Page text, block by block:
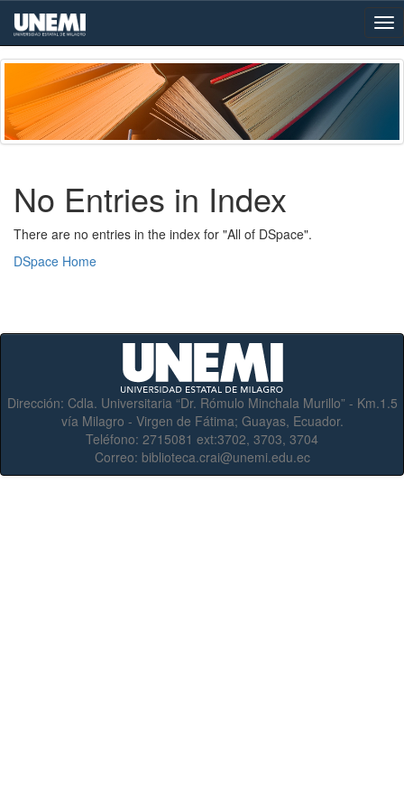
Skip
navigation
No Entries in Index
There are no entries in the index for "All of DSpace".
DSpace Home
Dirección: Cdla. Universitaria “Dr. Rómulo Minchala Murillo” - Km.1.5
vía Milagro - Virgen de Fátima; Guayas, Ecuador.
Teléfono: 2715081 ext:3702, 3703, 3704
Correo: biblioteca.crai@unemi.edu.ec